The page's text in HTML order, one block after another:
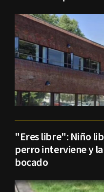
"Eres libre": Niño
perro interviene y
bocado